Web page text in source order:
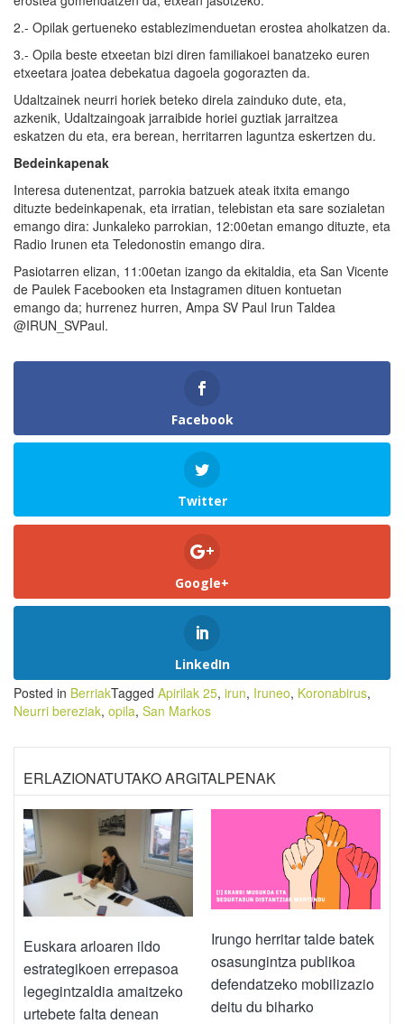
2.- Opilak gertueneko establezimenduetan erostea aholkatzen da.
3.- Opila beste etxeetan bizi diren familiakoei banatzeko euren
etxeetara joatea debekatua dagoela gogorazten da.
Udaltzainek neurri horiek beteko direla zainduko dute, eta,
azkenik, Udaltzaingoak jarraibide horiei guztiak jarraitzea
eskatzen du eta, era berean, herritarren laguntza eskertzen du.
Bedeinkapenak
Interesa dutenentzat, parrokia batzuek ateak itxita emango
dituzte bedeinkapenak, eta irratian, telebistan eta sare sozialetan
emango dira: Junkaleko parrokian, 12:00etan emango dituzte, eta
Radio Irunen eta Teledonostin emango dira.
Pasiotarren elizan, 11:00etan izango da ekitaldia, eta San Vicente
de Paulek Facebooken eta Instagramen dituen kontuetan
emango da; hurrenez hurren, Ampa SV Paul Irun Taldea
@IRUN_SVPaul.
Facebook
Twitter
Google+
LinkedIn
Posted in BerriakTagged Apirilak 25, irun, Iruneo, Koronabirus,
Neurri bereziak, opila, San Markos
ERLAZIONATUTAKO ARGITALPENAK
Euskara arloaren ildo
estrategikoen errepasoa
legegintzaldia amaitzeko
urtebete falta denean
Irungo herritar talde batek
osasungintza publikoa
defendatzeko mobilizazio
deitu du biharko